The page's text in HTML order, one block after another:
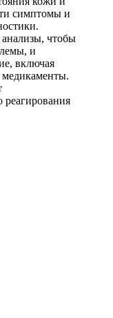
симптомы и
чтобы
и
включая
реагирования